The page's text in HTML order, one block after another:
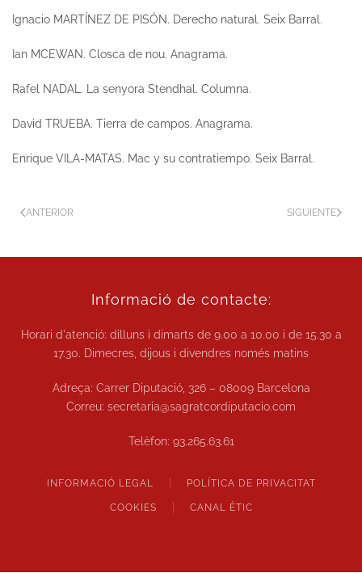
Ignacio MARTÍNEZ DE PISÓN. Derecho natural . Seix Barral.
Ian MCEWAN. Closca de nou. Anagrama.
Rafel NADAL. La senyora Stendhal. Columna.
David TRUEBA. Tierra de campos. Anagrama.
Enrique VILA-MATAS. Mac y su contratiempo. Seix Barral.
ANTERIOR SIGUIENTE
Informació de contacte:
Horari d'atenció: dilluns i dimarts de9.00 a 10.00 i de 15.30 a
17.30. Dimecres, dijous i divendres només matins
Adreça: Carrer Diputació, 326 – 08009 Barcelona
Correu: secretaria@sagratcordiputacio.com
Telèfon: 93.265.63.61
INFORMACIÓ LEGAL POLÍTICA DE PRIVACITAT
COOKIES CANAL ÈTIC